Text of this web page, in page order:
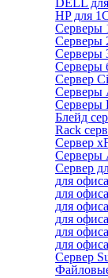
DELL
HP для
Серверы
Серверы
Серверы
Серверы
Сервер
Серверы
Серверы
Блейд
Rack
Сервер
Серверы
Сервер
для
для
для
для
для
для
Сервер